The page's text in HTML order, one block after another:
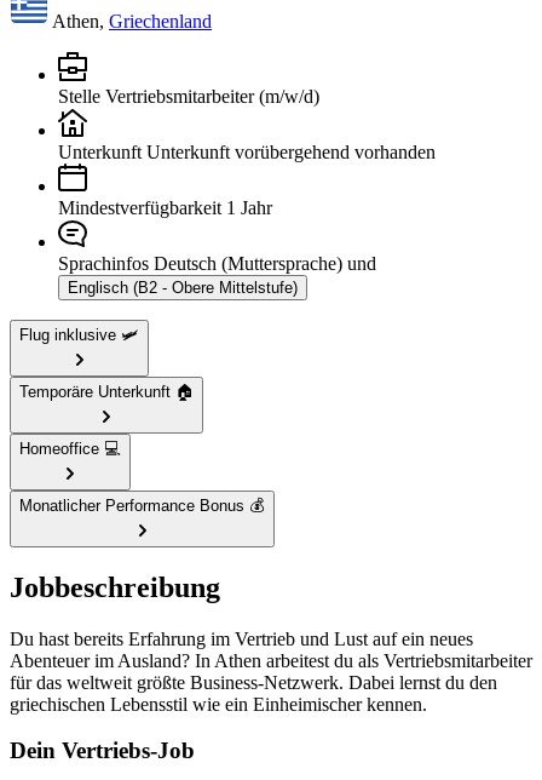
Athen, Griechenland
Stelle Vertriebsmitarbeiter (m/w/d)
Unterkunft Unterkunft vorübergehend vorhanden
Mindestverfügbarkeit 1 Jahr
Sprachinfos Deutsch (Muttersprache) und
Englisch (B2 - Obere Mittelstufe)
Flug inklusive 🛩️
Temporäre Unterkunft 🏠
Homeoffice 💻
Monatlicher Performance Bonus 💰
Jobbeschreibung
Du hast bereits Erfahrung im Vertrieb und Lust auf ein neues
Abenteuer im Ausland? In Athen arbeitest du als Vertriebsmitarbeiter
für das weltweit größte Business-Netzwerk. Dabei lernst du den
griechischen Lebensstil wie ein Einheimischer kennen.
Dein Vertriebs-Job